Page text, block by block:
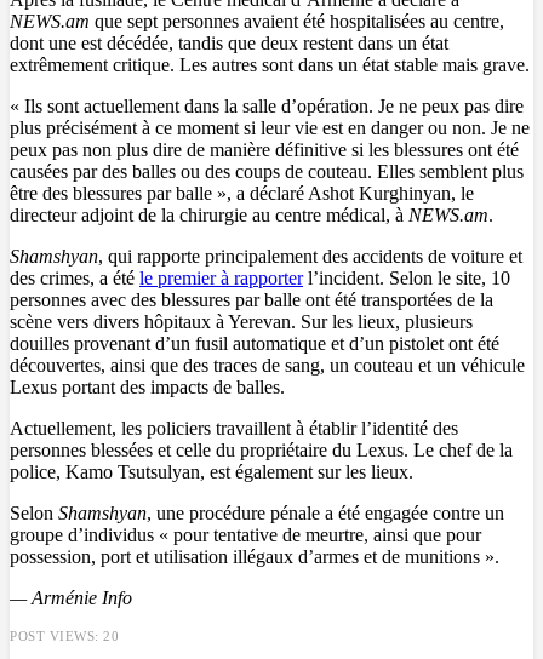
NEWS.am que sept personnes avaient été hospitalisées au centre,
dont une est décédée, tandis que deux restent dans un état
extrêmement critique. Les autres sont dans un état stable mais grave.
« Ils sont actuellement dans la salle d’opération. Je ne peux pas dire
plus précisément à ce moment si leur vie est en danger ou non. Je ne
peux pas non plus dire de manière définitive si les blessures ont été
causées par des balles ou des coups de couteau. Elles semblent plus
être des blessures par balle », a déclaré Ashot Kurghinyan, le
directeur adjoint de la chirurgie au centre médical, à NEWS.am.
Shamshyan, qui rapporte principalement des accidents de voiture et
des crimes, a été le premier à rapporterl’incident. Selon le site, 10
personnes avec des blessures par balle ont été transportées de la
scène vers divers hôpitaux à Yerevan. Sur les lieux, plusieurs
douilles provenant d’un fusil automatique et d’un pistolet ont été
découvertes, ainsi que des traces de sang, un couteau et un véhicule
Lexus portant des impacts de balles.
Actuellement, les policiers travaillent à établir l’identité des
personnes blessées et celle du propriétaire du Lexus. Le chef de la
police, Kamo Tsutsulyan, est également sur les lieux.
Selon Shamshyan, une procédure pénale a été engagée contre un
groupe d’individus « pour tentative de meurtre, ainsi que pour
possession, port et utilisation illégaux d’armes et de munitions ».
— Arménie Info
POST VIEWS: 20